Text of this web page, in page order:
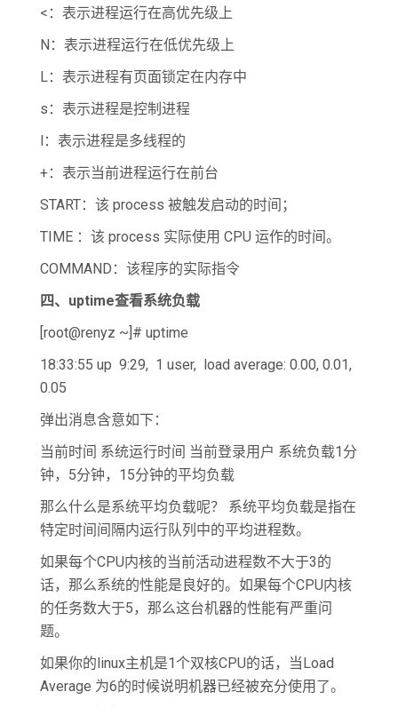
<：表示进程运行在高优先级上
N：表示进程运行在低优先级上
L：表示进程有页面锁定在内存中
s：表示进程是控制进程
l：表示进程是多线程的
+：表示当前进程运行在前台
START：该 process 被触发启动的时间；
TIME ：该 process 实际使用 CPU 运作的时间。
COMMAND：该程序的实际指令
四、uptime查看系统负载
[root@renyz ~]# uptime
18:33:55 up 9:29, 1 user, load average: 0.00, 0.01,
0.05
弹出消息含意如下：
当前时间 系统运行时间 当前登录用户 系统负载1分
钟，5分钟，15分钟的平均负载
那么什么是系统平均负载呢？ 系统平均负载是指在
特定时间间隔内运行队列中的平均进程数。
如果每个CPU内核的当前活动进程数不大于3的
话，那么系统的性能是良好的。如果每个CPU内核
的任务数大于5，那么这台机器的性能有严重问
题。
如果你的linux主机是1个双核CPU的话，当Load
Average 为6的时候说明机器已经被充分使用了。